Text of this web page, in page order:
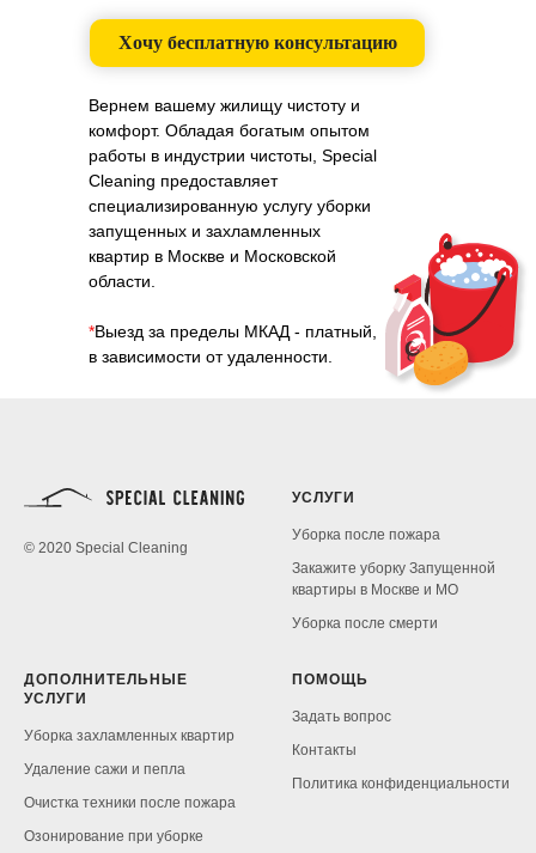
Хочу бесплатную консультацию
Вернем вашему жилищу чистоту и
комфорт. Обладая богатым опытом
работы в индустрии чистоты, Special
Cleaning предоставляет
специализированную услугу уборки
запущенных и захламленных
квартир в Москве и Московской
области.
*Выезд за пределы МКАД - платный,
в зависимости от удаленности.
© 2020 Special Cleaning
УСЛУГИ
Уборка после пожара
Закажите уборку Запущенной
квартиры в Москве и МО
Уборка после смерти
ДОПОЛНИТЕЛЬНЫЕ
УСЛУГИ
Уборка захламленных квартир
Удаление сажи и пепла
Очистка техники после пожара
Озонирование при уборке
ПОМОЩЬ
Задать вопрос
Контакты
Политика конфиденциальности